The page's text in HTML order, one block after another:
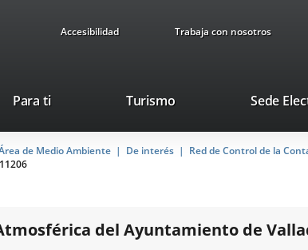
Accesibilidad Trabaja con nosotros
Para ti TurismoThis
will
open
up
window.
Sede
de Medio Ambiente De interés
Red de Control de la
del Ayuntamiento de